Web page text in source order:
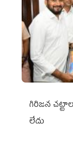
గిరిజన
లేదు